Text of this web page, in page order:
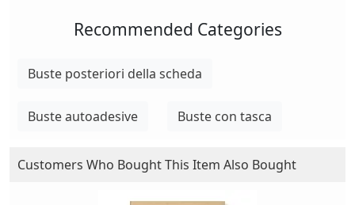
Recommended Categories
Buste posteriori della scheda
Buste autoadesive Buste con tasca
Customers Who Bought This Item Also Bought